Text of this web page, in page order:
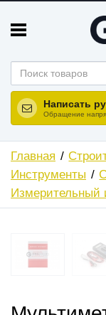
Написать
Обращение
Главная
Инструменты
Измерительный